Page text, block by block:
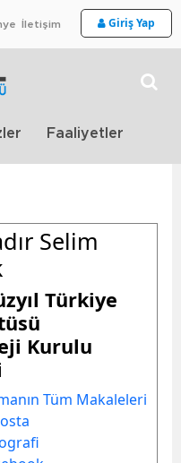
İletişim Giriş Yap
Faaliyetler
Selim
Türkiye
Kurulu
Tüm Makaleleri